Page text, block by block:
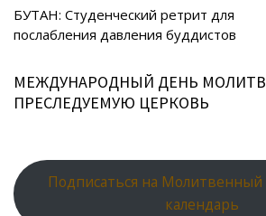
ki
БУТАН: Студенческий ретрит для
послабления давления буддистов
МЕЖДУНАРОДНЫЙ ДЕНЬ
ПРЕСЛЕДУЕМУЮ ЦЕРКОВЬ
Подписаться на
календарь